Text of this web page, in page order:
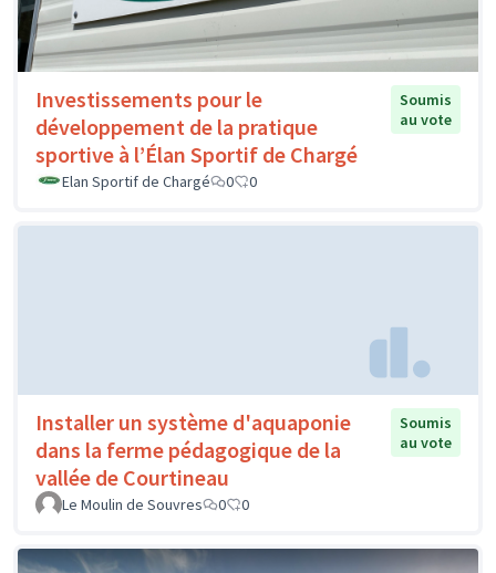
Investissements pour le
développement de la pratique
sportive à l’Élan Sportif de Chargé
Soumis
au vote
Elan Sportif de Chargé 0 0
Installer un système d'aquaponie
dans la ferme pédagogique de la
vallée de Courtineau
Soumis
au vote
Le Moulin de Souvres 0 0